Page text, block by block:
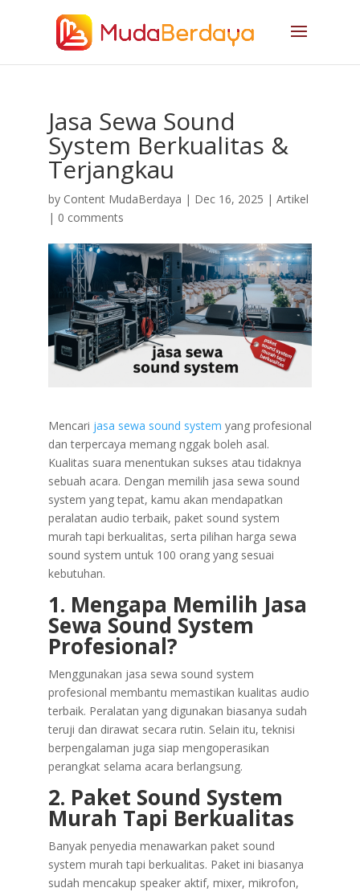
Jasa Sewa Sound
System Berkualitas &
Terjangkau
by Content MudaBerdaya | Dec 16, 2025 | Artikel
| 0 comments
Mencari jasa sewa sound system yang profesional
dan terpercaya memang nggak boleh asal.
Kualitas suara menentukan sukses atau tidaknya
sebuah acara. Dengan memilih jasa sewa sound
system yang tepat, kamu akan mendapatkan
peralatan audio terbaik, paket sound system
murah tapi berkualitas, serta pilihan harga sewa
sound system untuk 100 orang yang sesuai
kebutuhan.
1. Mengapa Memilih Jasa
Sewa Sound System
Profesional?
Menggunakan jasa sewa sound system
profesional membantu memastikan kualitas audio
terbaik. Peralatan yang digunakan biasanya sudah
teruji dan dirawat secara rutin. Selain itu, teknisi
berpengalaman juga siap mengoperasikan
perangkat selama acara berlangsung.
2. Paket Sound System
Murah Tapi Berkualitas
Banyak penyedia menawarkan paket sound
system murah tapi berkualitas. Paket ini biasanya
sudah mencakup speaker aktif, mixer, mikrofon,